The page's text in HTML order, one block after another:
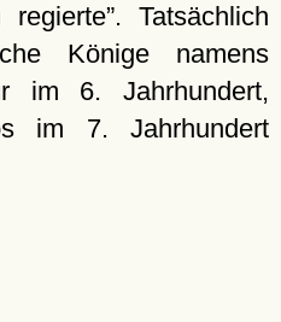
regierte . Tatsächlich
Könige namens
im 6. Jahrhundert,
im 7. Jahrhundert